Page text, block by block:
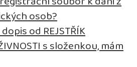
osob?
od REJSTŘÍK
s složenkou, mám